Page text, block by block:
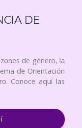
DE
de género, la
de Orientación
Conoce aquí las